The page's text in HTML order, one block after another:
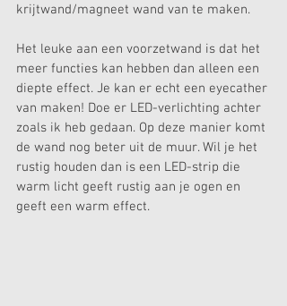
krijtwand/magneet wand van te maken.
Het leuke aan een voorzetwand is dat het
meer functies kan hebben dan alleen een
diepte effect. Je kan er echt een eyecather
van maken! Doe er LED-verlichting achter
zoals ik heb gedaan. Op deze manier komt
de wand nog beter uit de muur. Wil je het
rustig houden dan is een LED-strip die
warm licht geeft rustig aan je ogen en
geeft een warm effect.